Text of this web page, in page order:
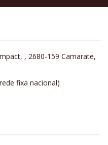
, 2680-159 Camarate,
fixa nacional)